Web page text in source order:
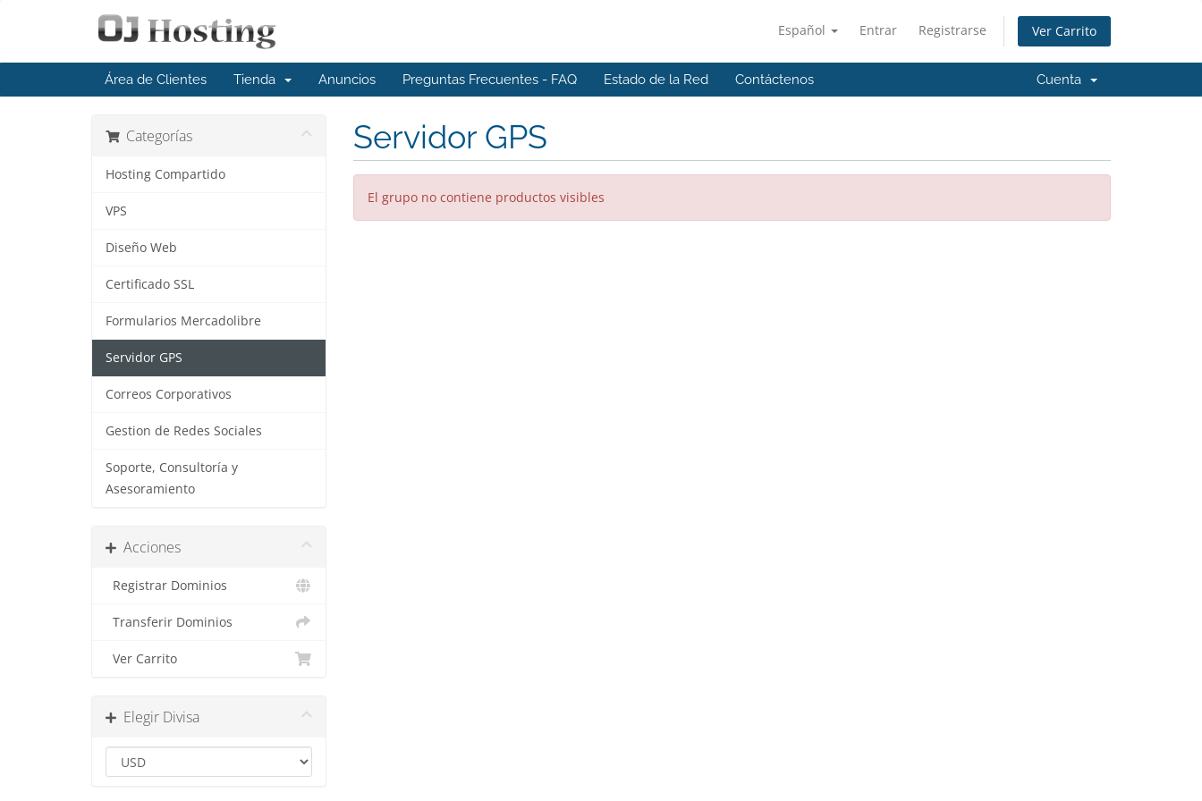
Español Entrar Registrarse Ver Carrito
Área de Clientes Tienda Anuncios Preguntas Frecuentes - FAQ Estado de la Red Contáctenos Cuenta
Categorías
Hosting Compartido
VPS
Diseño Web
Certificado SSL
Formularios Mercadolibre
Servidor GPS
Correos Corporativos
Gestion de Redes Sociales
Soporte, Consultoría y
Asesoramiento
Acciones
Registrar Dominios
Transferir Dominios
Ver Carrito
Elegir Divisa
Servidor GPS
El grupo no contiene productos visibles